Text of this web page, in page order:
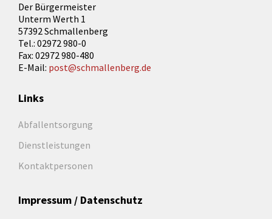
Der Bürgermeister
Unterm Werth 1
57392 Schmallenberg
Tel.: 02972 980-0
Fax: 02972 980-480
E-Mail: post@schmallenberg.de
Links
Abfallentsorgung
Dienstleistungen
Kontaktpersonen
Impressum / Datenschutz